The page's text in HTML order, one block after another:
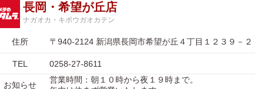
長岡・希望が丘店
ナガオカ・キボウガオカテン
住所 〒940-2124 新潟県長岡市希望が丘４丁目１２３９－２
TEL 0258-27-8611
お知らせ
営業時間：朝１０時から夜１９時まで。